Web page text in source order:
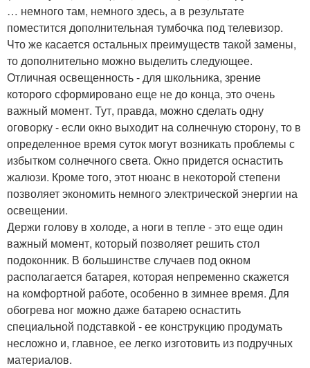
… немного там, немного здесь, а в результате
поместится дополнительная тумбочка под телевизор.
Что же касается остальных преимуществ такой замены,
то дополнительно можно выделить следующее.
Отличная освещенность - для школьника, зрение
которого сформировано еще не до конца, это очень
важный момент. Тут, правда, можно сделать одну
оговорку - если окно выходит на солнечную сторону, то в
определенное время суток могут возникать проблемы с
избытком солнечного света. Окно придется оснастить
жалюзи. Кроме того, этот нюанс в некоторой степени
позволяет экономить немного электрической энергии на
освещении.
Держи голову в холоде, а ноги в тепле - это еще один
важный момент, который позволяет решить стол
подоконник. В большинстве случаев под окном
располагается батарея, которая непременно скажется
на комфортной работе, особенно в зимнее время. Для
обогрева ног можно даже батарею оснастить
специальной подставкой - ее конструкцию продумать
несложно и, главное, ее легко изготовить из подручных
материалов.